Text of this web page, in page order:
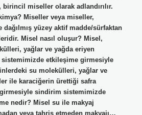
miseller olarak adlandırılır.
Miseller veya miseller,
yüzey aktif madde/sürfaktan
Misel nasıl oluşur? Misel,
yağlar ve yağda eriyen
etkileşime girmesiyle
su molekülleri, yağlar ve
ile karaciğerin ürettiği safra
sindirim sistemimizde
nedir? Misel su ile makyaj
veya tahriş etmeden makyajı…